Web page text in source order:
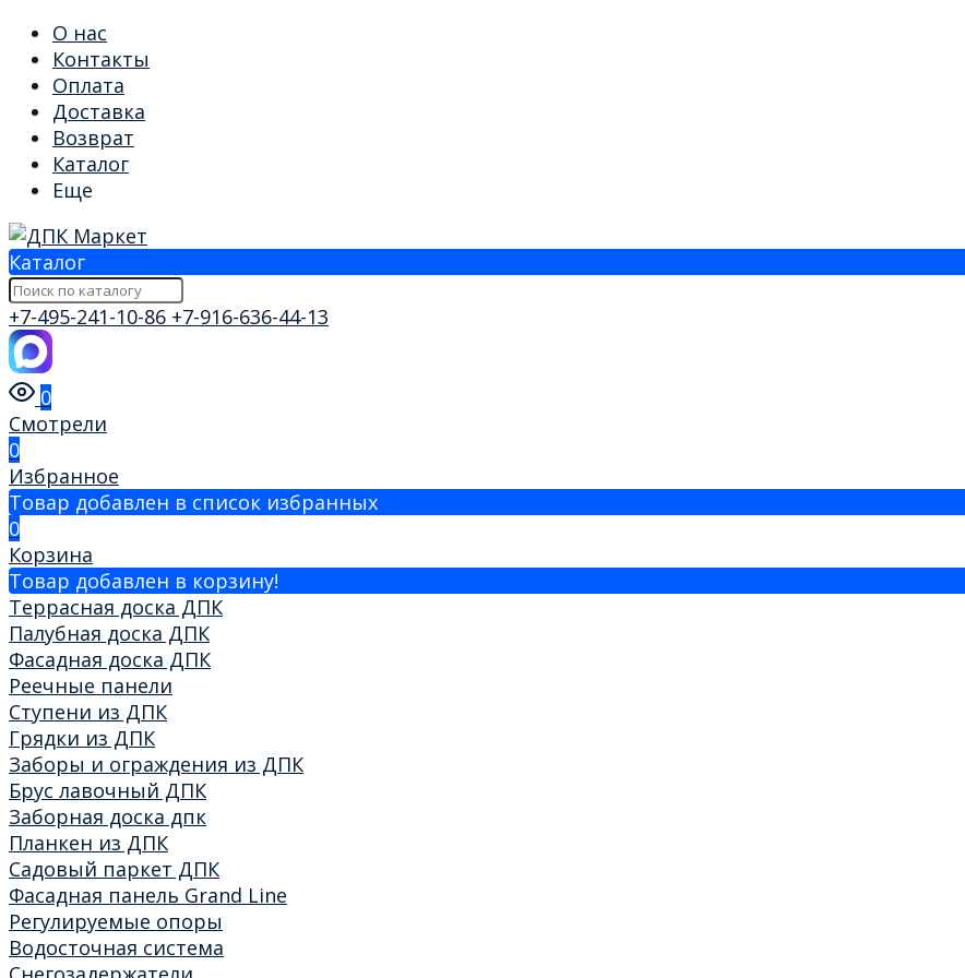
О нас
Контакты
Оплата
Доставка
Возврат
Каталог
Еще
Каталог
+7-495-241-10-86 +7-916-636-44-13
0
Смотрели
0
Избранное
Товар добавлен в список избранных
0
Корзина
Товар добавлен в корзину!
Террасная доска ДПК
Палубная доска ДПК
Фасадная доска ДПК
Реечные панели
Ступени из ДПК
Грядки из ДПК
Заборы и ограждения из ДПК
Брус лавочный ДПК
Заборная доска дпк
Планкен из ДПК
Садовый паркет ДПК
Фасадная панель Grand Line
Регулируемые опоры
Водосточная система